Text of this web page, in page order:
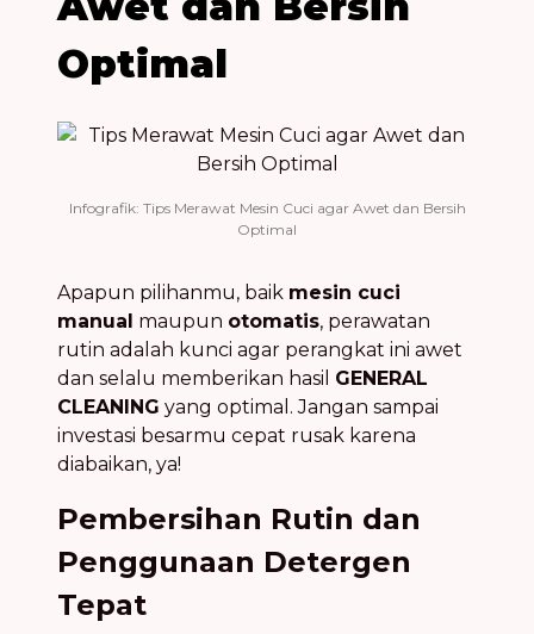
Optimal
Infografik: Tips Merawat Mesin Cuci agar Awet dan Bersih
Optimal
Apapun pilihanmu, baik mesin cuci
manual maupun otomatis, perawatan
rutin adalah kunci agar perangkat ini awet
dan selalu memberikan hasil GENERAL
CLEANING yang optimal. Jangan sampai
investasi besarmu cepat rusak karena
diabaikan, ya!
Pembersihan Rutin dan
Penggunaan Detergen
Tepat